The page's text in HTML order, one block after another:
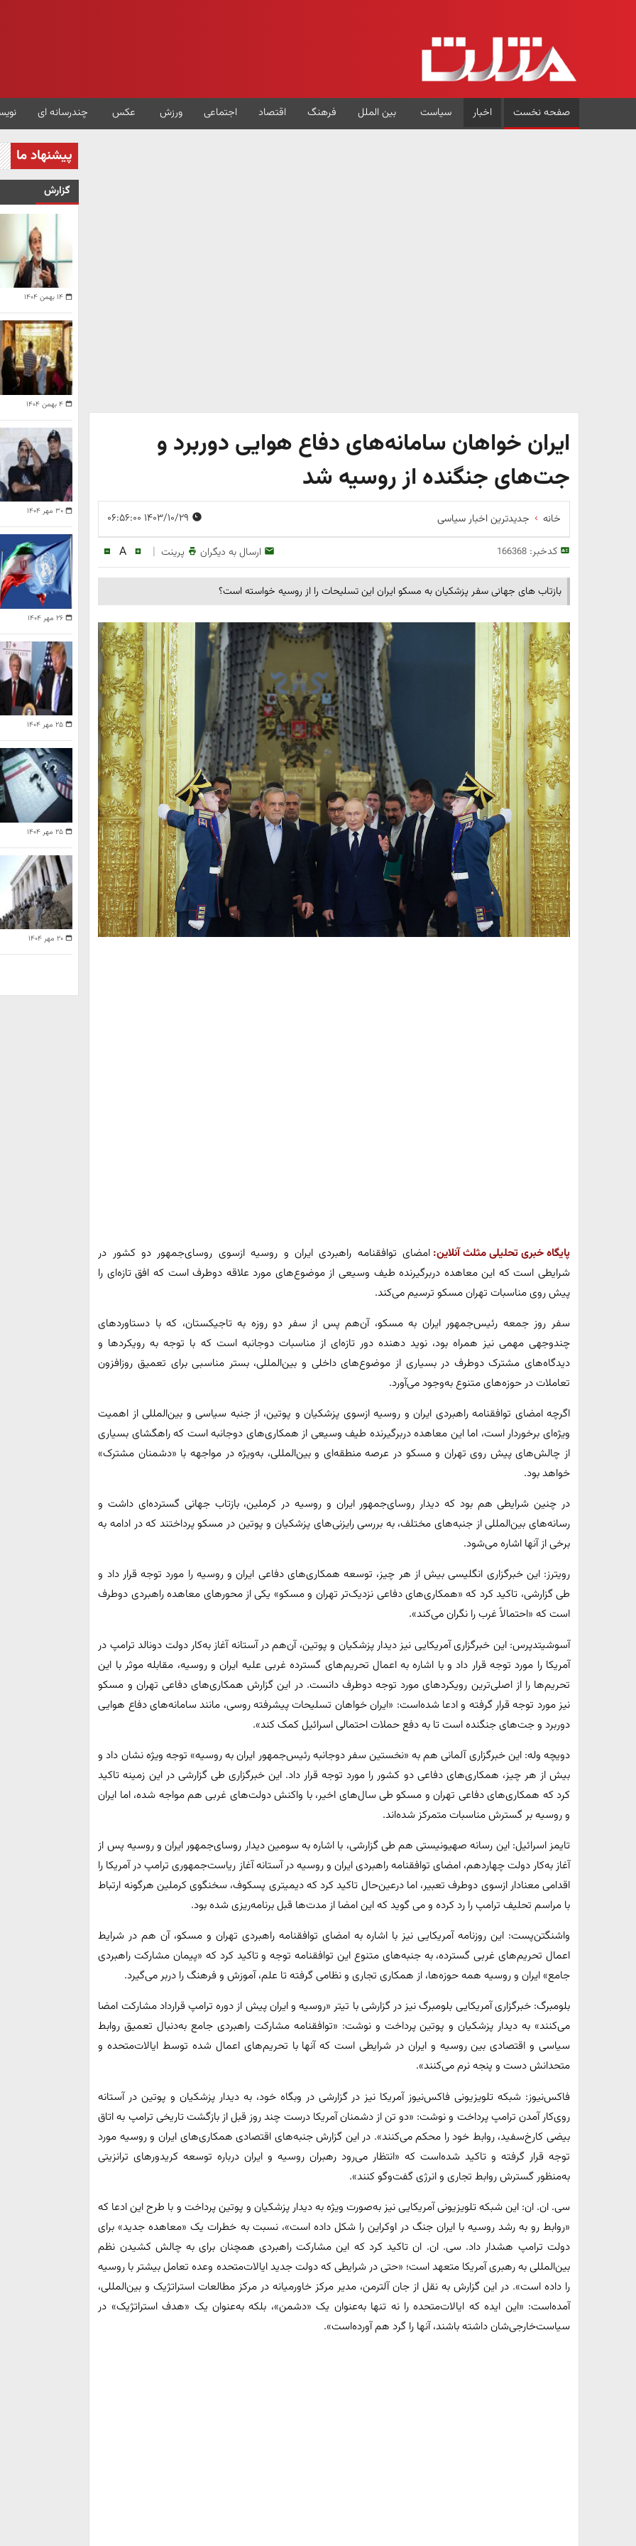
صفحه نخست اخبار سیاست بین الملل فرهنگ اقتصاد اجتماعی ورزش عکس چندرسانه ای
ایران خواهان سامانه‌های دفاع هوایی دوربرد و
جت‌های جنگنده از روسیه شد
خانه جدیدترین اخبار سیاسی
کدخبر:166368 ارسال به دیگران پرینت |
A
بازتاب های جهانی سفر پزشکیان به مسکو ایران این تسلیحات را از روسیه خواسته است؟
پایگاه خبری تحلیلی مثلث آنلاین: امضای توافقنامه راهبردی ایران و روسیه ازسوی روسای‌جمهور دو کشور در
شرایطی است که این معاهده دربرگیرنده طیف وسیعی از موضوع‌های مورد علاقه دوطرف است که افق تازه‌ای را
پیش روی مناسبات تهران مسکو ترسیم می‌کند.
سفر روز جمعه رئیس‌جمهور ایران به مسکو، آن‌هم پس از سفر دو روزه به تاجیکستان، که با دستاوردهای
چندوجهی مهمی نیز همراه بود، نوید دهنده دور تازه‌ای از مناسبات دوجانبه است که با توجه به رویکردها و
دیدگاه‌های مشترک دوطرف در بسیاری از موضوع‌های داخلی و بین‌المللی، بستر مناسبی برای تعمیق روزافزون
تعاملات در حوزه‌های متنوع به‌وجود می‌آورد.
اگرچه امضای توافقنامه راهبردی ایران و روسیه ازسوی پزشکیان و پوتین، از جنبه سیاسی و بین‌المللی از اهمیت
ویژه‌ای برخوردار است، اما این معاهده دربرگیرنده طیف وسیعی از همکاری‌های دوجانبه است که راهگشای بسیاری
از چالش‌های پیش روی تهران و مسکو در عرصه منطقه‌ای و بین‌المللی، به‌ویژه در مواجهه با «دشمنان مشترک»
خواهد بود.
در چنین شرایطی هم بود که دیدار روسای‌جمهور ایران و روسیه در کرملین، بازتاب جهانی گسترده‌ای داشت و
رسانه‌های بین‌المللی از جنبه‌های مختلف، به بررسی رایزنی‌های پزشکیان و پوتین در مسکو پرداختند که در ادامه به
برخی از آنها اشاره می‌شود.
رویترز: این خبرگزاری انگلیسی بیش از هر چیز، توسعه همکاری‌های دفاعی ایران و روسیه را مورد توجه قرار داد و
طی گزارشی، تاکید کرد که «همکاری‌های دفاعی نزدیک‌تر تهران و مسکو» یکی از محورهای معاهده راهبردی دوطرف
است که «احتمالاً غرب را نگران می‌کند».
آسوشیتدپرس: این خبرگزاری آمریکایی نیز دیدار پزشکیان و پوتین، آن‌هم در آستانه آغاز به‌کار دولت دونالد ترامپ در
آمریکا را مورد توجه قرار داد و با اشاره به اعمال تحریم‌های گسترده غربی علیه ایران و روسیه، مقابله موثر با این
تحریم‌ها را از اصلی‌ترین رویکردهای مورد توجه دوطرف دانست. در این گزارش همکاری‌های دفاعی تهران و مسکو
نیز مورد توجه قرار گرفته و ادعا شده‌است: «ایران خواهان تسلیحات پیشرفته روسی، مانند سامانه‌های دفاع هوایی
دوربرد و جت‌های جنگنده است تا به دفع حملات احتمالی اسرائیل کمک کند».
دویچه وله: این خبرگزاری آلمانی هم به «نخستین سفر دوجانبه رئیس‌جمهور ایران به روسیه» توجه ویژه نشان داد و
بیش از هر چیز، همکاری‌های دفاعی دو کشور را مورد توجه قرار داد. این خبرگزاری طی گزارشی در این زمینه تاکید
کرد که همکاری‌های دفاعی تهران و مسکو طی سال‌های اخیر، با واکنش دولت‌های غربی هم مواجه شده، اما ایران
و روسیه بر گسترش مناسبات متمرکز شده‌اند.
تایمز اسرائیل: این رسانه صهیونیستی هم طی گزارشی، با اشاره به سومین دیدار روسای‌جمهور ایران و روسیه پس از
آغاز به‌کار دولت چهاردهم، امضای توافقنامه راهبردی ایران و روسیه در آستانه آغاز ریاست‌جمهوری ترامپ در آمریکا را
اقدامی معنادار ازسوی دوطرف تعبیر، اما درعین‌حال تاکید کرد که دیمیتری پسکوف، سخنگوی کرملین هرگونه ارتباط
با مراسم تحلیف ترامپ را رد کرده و می گوید که این امضا از مدت‌ها قبل برنامه‌ریزی شده بود.
واشنگتن‌پست: این روزنامه آمریکایی نیز با اشاره به امضای توافقنامه راهبردی تهران و مسکو، آن هم در شرایط
اعمال تحریم‌های غربی گسترده، به جنبه‌های متنوع این توافقنامه توجه و تاکید کرد که «پیمان مشارکت راهبردی
جامع» ایران و روسیه همه حوزه‌ها، از همکاری تجاری و نظامی گرفته تا علم، آموزش و فرهنگ را دربر می‌گیرد.
بلومبرگ: خبرگزاری آمریکایی بلومبرگ نیز در گزارشی با تیتر «روسیه و ایران پیش از دوره ترامپ قرارداد مشارکت امضا
می‌کنند» به دیدار پزشکیان و پوتین پرداخت و نوشت: «توافقنامه مشارکت راهبردی جامع به‌دنبال تعمیق روابط
سیاسی و اقتصادی بین روسیه و ایران در شرایطی است که آنها با تحریم‌های اعمال شده توسط ایالات‌متحده و
متحدانش دست و پنجه نرم می‌کنند».
فاکس‌نیوز: شبکه تلویزیونی فاکس‌نیوز آمریکا نیز در گزارشی در وبگاه خود، به دیدار پزشکیان و پوتین در آستانه
روی‌کار آمدن ترامپ پرداخت و نوشت: «دو تن از دشمنان آمریکا درست چند روز قبل از بازگشت تاریخی ترامپ به اتاق
بیضی کارخ‌سفید، روابط خود را محکم می‌کنند». در این گزارش جنبه‌های اقتصادی همکاری‌های ایران و روسیه مورد
توجه قرار گرفته و تاکید شده‌است که «انتظار می‌رود رهبران روسیه و ایران درباره توسعه کریدورهای ترانزیتی
به‌منظور گسترش روابط تجاری و انرژی گفت‌وگو کنند».
سی. ان. ان: این شبکه تلویزیونی آمریکایی نیز به‌صورت ویژه به دیدار پزشکیان و پوتین پرداخت و با طرح این ادعا که
«روابط رو به رشد روسیه با ایران جنگ در اوکراین را شکل داده است»، نسبت به خطرات یک «معاهده جدید» برای
دولت ترامپ هشدار داد. سی. ان. ان تاکید کرد که این مشارکت راهبردی همچنان برای به چالش کشیدن نظم
بین‌المللی به رهبری آمریکا متعهد است؛ «حتی در شرایطی که دولت جدید ایالات‌متحده وعده تعامل بیشتر با روسیه
را داده است». در این گزارش به نقل از جان آلترمن، مدیر مرکز خاورمیانه در مرکز مطالعات استراتژیک و بین‌المللی،
آمده‌است: «این ایده که ایالات‌متحده را نه تنها به‌عنوان یک «دشمن»، بلکه به‌عنوان یک «هدف استراتژیک» در
سیاست‌خارجی‌شان داشته باشند، آنها را گرد هم آورده‌است».
پیشنهاد ما
گزارش
۱۴ بهمن ۱۴۰۴
۴ بهمن ۱۴۰۴
۳۰ مهر ۱۴۰۴
۲۶ مهر ۱۴۰۴
۲۵ مهر ۱۴۰۴
۲۵ مهر ۱۴۰۴
۲۰ مهر ۱۴۰۴